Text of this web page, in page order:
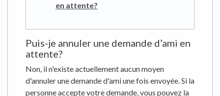
en attente?
Puis-je annuler une demande d’ami en
attente?
Non, il n'existe actuellement aucun moyen
d'annuler une demande d'ami une fois envoyée. Si la
personne accepte votre demande, vous pouvez la